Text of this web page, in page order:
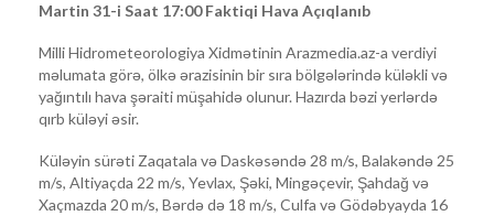
Martin 31-i Saat 17:00 Faktiqi Hava Açıqlanıb
Milli Hidrometeorologiya Xidmətinin Arazmedia.az-a verdiyi
məlumata görə, ölkə ərazisinin bir sıra bölgələrində küləkli və
yağıntılı hava şəraiti müşahidə olunur. Hazırda bəzi yerlərdə
qırb küləyi əsir.
Küləyin sürəti Zaqatala və Daskəsəndə 28 m/s, Balakəndə 25
m/s, Altiyaçda 22 m/s, Yevlax, Şəki, Mingəçevir, Şahdağ və
Xaçmazda 20 m/s, Bərdə də 18 m/s, Culfa və Gödəbyayda 16